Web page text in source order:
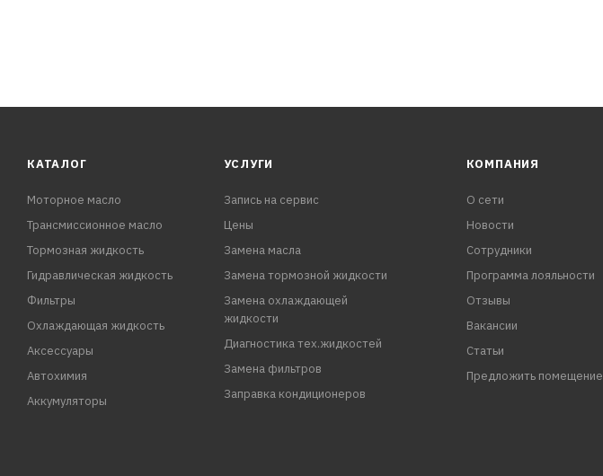
КАТАЛОГ
Моторное масло
Трансмиссионное масло
Тормозная жидкость
Гидравлическая жидкость
Фильтры
Охлаждающая жидкость
Аксессуары
Автохимия
Аккумуляторы
УСЛУГИ
Запись на сервис
Цены
Замена масла
Замена тормозной жидкости
Замена охлаждающей
жидкости
Диагностика тех.жидкостей
Замена фильтров
Заправка кондиционеров
КОМПАНИЯ
О сети
Новости
Сотрудники
Программа лояльности
Отзывы
Вакансии
Статьи
Предложить помещение